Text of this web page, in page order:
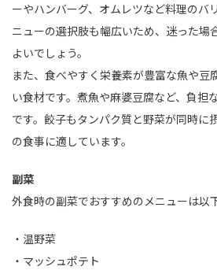
ーやハンバーグ、オムレツなど料理のバ
ニューの選択肢も幅広いため、迷った場
よいでしょう。
また、食べやすく栄養素が豊富な魚や豆
い食材です。煮魚や麻婆豆腐など、負担
です。餃子もタンパク質と野菜が同時に
の食事に適しています。
副菜
外食時の副菜でおすすめのメニューは以
・温野菜
・マッシュポテト